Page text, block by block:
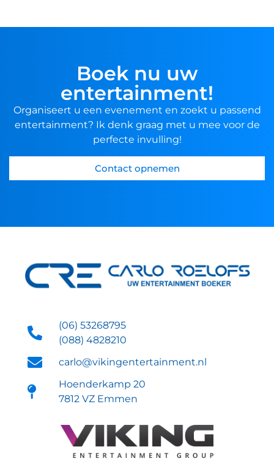
Boek nu uw
entertainment!
Organiseert u een evenement en zoekt u passend
entertainment? Ik denk graag met u mee voor de
perfecte invulling!
Contact opnemen
(06) 53268795
(088) 4828210
carlo@vikingentertainment.nl
Hoenderkamp 20
7812 VZ Emmen